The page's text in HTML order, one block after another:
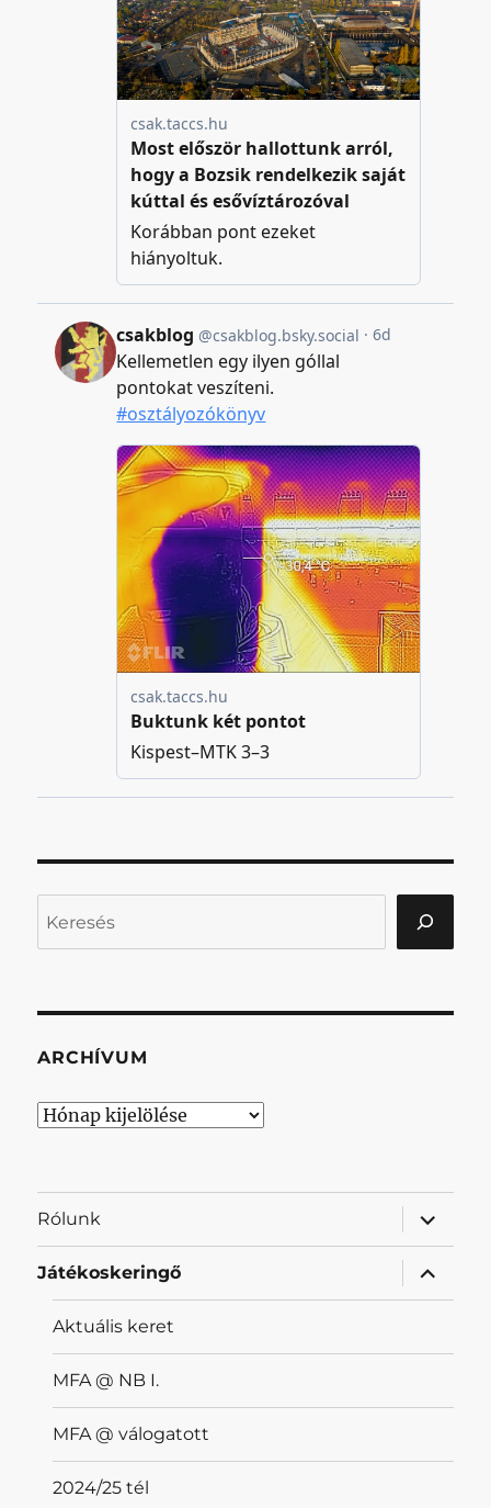
ARCHÍVUM
Archívum
Rólunk
almenü
Játékoskeringő
almenü
Aktuális keret
MFA @ NB I.
MFA @ válogatott
2024/25 tél